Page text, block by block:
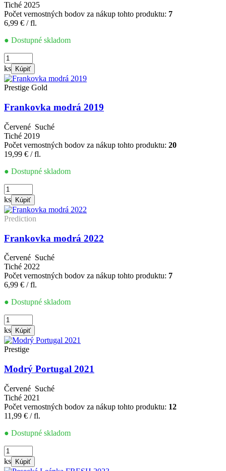
Tiché 2025
Počet vernostných bodov za nákup tohto produktu: 7
6,99 € / fl.
● Dostupné skladom
množstvo
Devín
2025
ks Kúpiť
Prestige Gold
Frankovka modrá 2019
Červené Suché
Tiché 2019
Počet vernostných bodov za nákup tohto produktu: 20
19,99 € / fl.
● Dostupné skladom
množstvo
Frankovka
modrá
2019
ks Kúpiť
Prediction
Frankovka modrá 2022
Červené Suché
Tiché 2022
Počet vernostných bodov za nákup tohto produktu: 7
6,99 € / fl.
● Dostupné skladom
množstvo
Frankovka
modrá
2022
ks Kúpiť
Prestige
Modrý Portugal 2021
Červené Suché
Tiché 2021
Počet vernostných bodov za nákup tohto produktu: 12
11,99 € / fl.
● Dostupné skladom
množstvo
Modrý
Portugal
ks Kúpiť